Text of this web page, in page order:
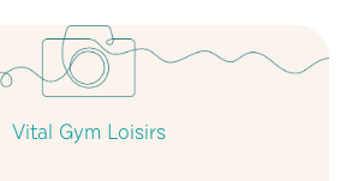
Vital Gym Loisirs